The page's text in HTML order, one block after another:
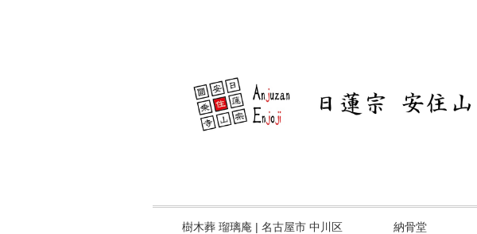
樹木葬 瑠璃庵 | 名古屋市 中川区 納骨堂